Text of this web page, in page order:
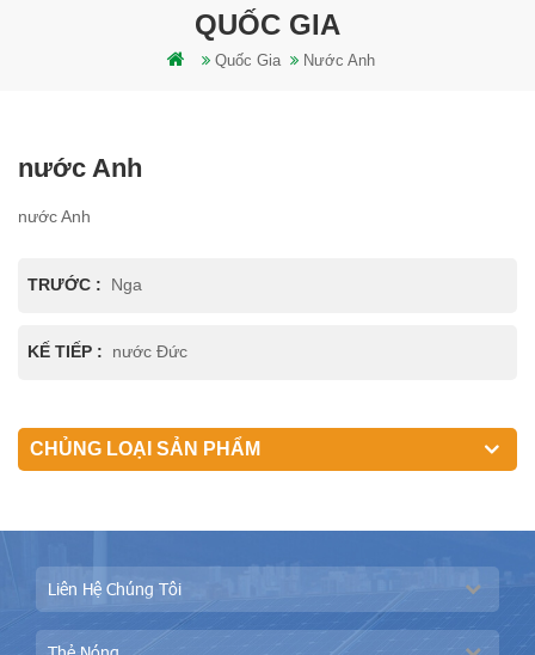
QUỐC GIA
Quốc Gia Nước Anh
nước Anh
nước Anh
TRƯỚC : Nga
KẾ TIẾP : nước Đức
CHỦNG LOẠI SẢN PHẨM
Liên Hệ Chúng Tôi